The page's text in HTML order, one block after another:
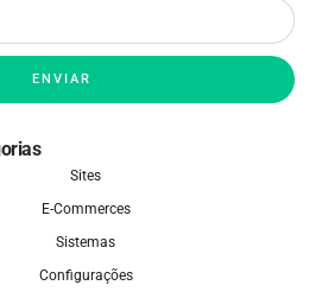
ENVIAR
Sites
E-Commerces
Sistemas
Configurações